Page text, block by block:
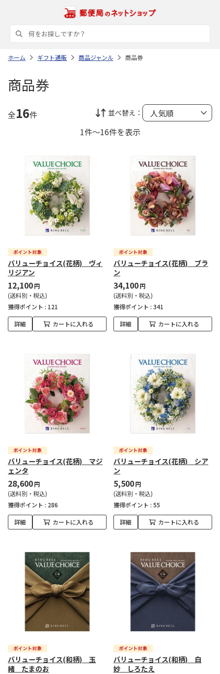
ホーム ギフト通販 商品ジャンル 商品券
商品券
全16件 並べ替え：
1件～16件を表示
バリューチョイス(花柄) ヴィ
リジアン
12,100円
(送料別・税込)
獲得ポイント : 121
詳細 カートに入れる
バリューチョイス(花柄) ブラ
ン
34,100円
(送料別・税込)
獲得ポイント : 341
詳細 カートに入れる
バリューチョイス(花柄) マジ
ェンタ
28,600円
(送料別・税込)
獲得ポイント : 286
詳細 カートに入れる
バリューチョイス(花柄) シア
ン
5,500円
(送料別・税込)
獲得ポイント : 55
詳細 カートに入れる
バリューチョイス(和柄) 玉
緒 たまのお
バリューチョイス(和柄) 白
妙 しろたえ